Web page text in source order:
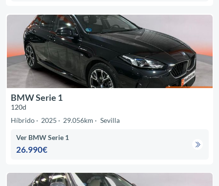
BMW Serie 1
120d
Híbrido
2025 29.056km Sevilla
Ver BMW Serie 1
26.990€